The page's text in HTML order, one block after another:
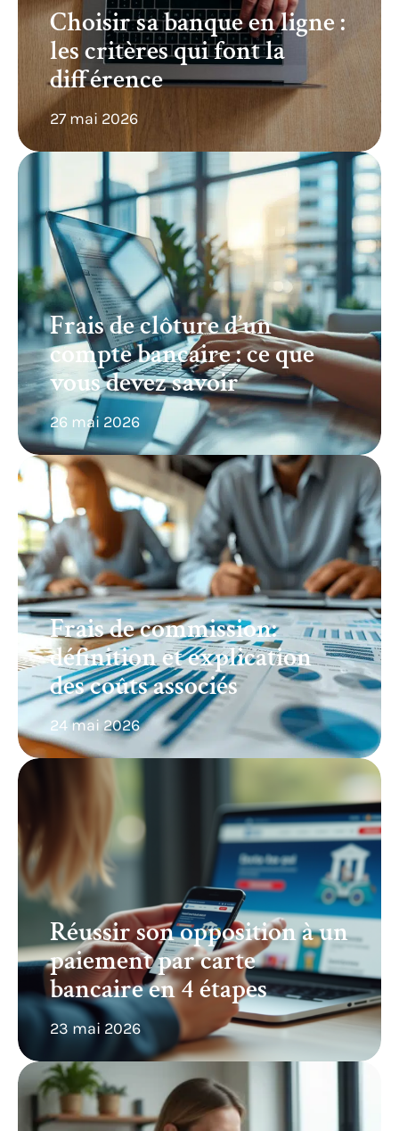
Choisir sa banque en ligne :
les critères qui font la
différence
27 mai 2026
Frais de clôture d’un
compte bancaire : ce que
vous devez savoir
26 mai 2026
Frais de commission:
définition et explication
des coûts associés
24 mai 2026
Réussir son opposition à un
paiement par carte
bancaire en 4 étapes
23 mai 2026